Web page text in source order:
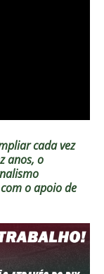
cada vez
anos, o
o apoio de